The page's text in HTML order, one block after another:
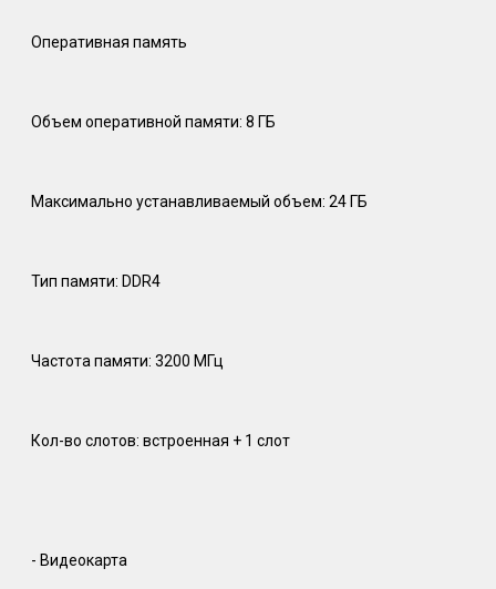
Оперативная память
Объем оперативной памяти: 8 ГБ
Максимально устанавливаемый объем: 24 ГБ
Тип памяти: DDR4
Частота памяти: 3200 МГц
Кол-во слотов: встроенная + 1 слот
- Видеокарта